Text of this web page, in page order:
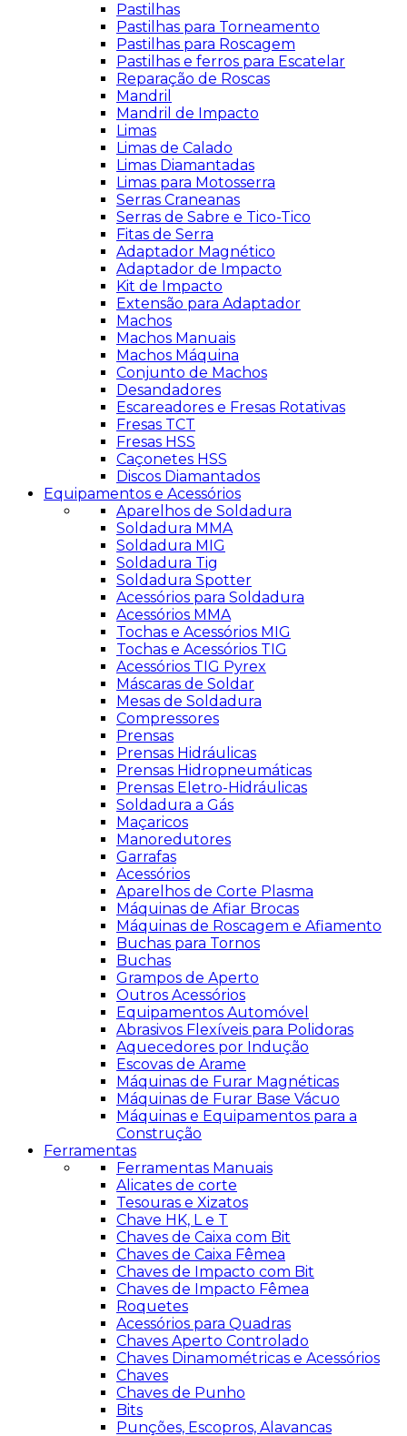
Pastilhas
Pastilhas para Torneamento
Pastilhas para Roscagem
Pastilhas e ferros para Escatelar
Reparação de Roscas
Mandril
Mandril de Impacto
Limas
Limas de Calado
Limas Diamantadas
Limas para Motosserra
Serras Craneanas
Serras de Sabre e Tico-Tico
Fitas de Serra
Adaptador Magnético
Adaptador de Impacto
Kit de Impacto
Extensão para Adaptador
Machos
Machos Manuais
Machos Máquina
Conjunto de Machos
Desandadores
Escareadores e Fresas Rotativas
Fresas TCT
Fresas HSS
Caçonetes HSS
Discos Diamantados
Equipamentos e Acessórios
Aparelhos de Soldadura
Soldadura MMA
Soldadura MIG
Soldadura Tig
Soldadura Spotter
Acessórios para Soldadura
Acessórios MMA
Tochas e Acessórios MIG
Tochas e Acessórios TIG
Acessórios TIG Pyrex
Máscaras de Soldar
Mesas de Soldadura
Compressores
Prensas
Prensas Hidráulicas
Prensas Hidropneumáticas
Prensas Eletro-Hidráulicas
Soldadura a Gás
Maçaricos
Manoredutores
Garrafas
Acessórios
Aparelhos de Corte Plasma
Máquinas de Afiar Brocas
Máquinas de Roscagem e Afiamento
Buchas para Tornos
Buchas
Grampos de Aperto
Outros Acessórios
Equipamentos Automóvel
Abrasivos Flexíveis para Polidoras
Aquecedores por Indução
Escovas de Arame
Máquinas de Furar Magnéticas
Máquinas de Furar Base Vácuo
Máquinas e Equipamentos para a
Construção
Ferramentas
Ferramentas Manuais
Alicates de corte
Tesouras e Xizatos
Chave HK, L e T
Chaves de Caixa com Bit
Chaves de Caixa Fêmea
Chaves de Impacto com Bit
Chaves de Impacto Fêmea
Roquetes
Acessórios para Quadras
Chaves Aperto Controlado
Chaves Dinamométricas e Acessórios
Chaves
Chaves de Punho
Bits
Punções, Escopros, Alavancas